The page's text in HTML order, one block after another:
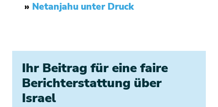
» Netanjahu unter Druck
Ihr Beitrag für eine faire
Berichterstattung über
Israel